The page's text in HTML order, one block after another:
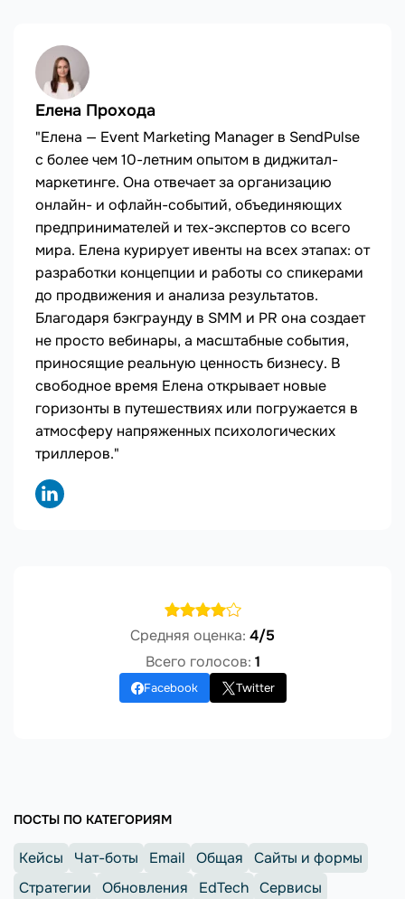
Елена Прохода
"Елена — Event Marketing Manager в SendPulse
с более чем 10-летним опытом в диджитал-
маркетинге. Она отвечает за организацию
онлайн- и офлайн-событий, объединяющих
предпринимателей и тех-экспертов со всего
мира. Елена курирует ивенты на всех этапах: от
разработки концепции и работы со спикерами
до продвижения и анализа результатов.
Благодаря бэкграунду в SMM и PR она создает
не просто вебинары, а масштабные события,
приносящие реальную ценность бизнесу. В
свободное время Елена открывает новые
горизонты в путешествиях или погружается в
атмосферу напряженных психологических
триллеров."
Средняя оценка: 4/5
Всего голосов: 1
Facebook Twitter
ПОСТЫ ПО КАТЕГОРИЯМ
Кейсы Чат-боты Email Общая
Сайты и формы
Стратегии
Обновления EdTech Сервисы